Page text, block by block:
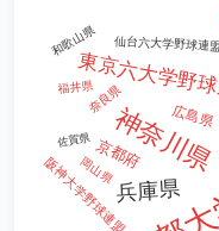
東都
神奈川県
兵庫県
東京六大学野
京都府
広島県
阪神大学野球連盟
奈良県
仙台六大学野球連
和歌山県
福井県
岡山県
佐賀県